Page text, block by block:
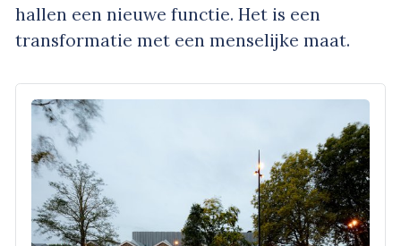
hallen een nieuwe functie. Het is een
transformatie met een menselijke maat.